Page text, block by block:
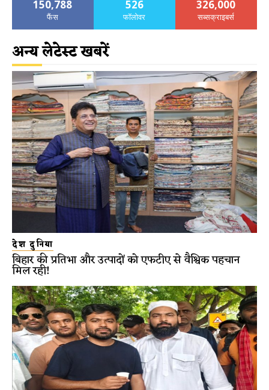
150,788
फैंस
526
फॉलोवर
326,000
सब्सक्राइबर्स
अन्य लेटेस्ट खबरें
देश दुनिया
बिहार की प्रतिभा और उत्पादों को एफटीए से वैश्विक पहचान
मिल रही!